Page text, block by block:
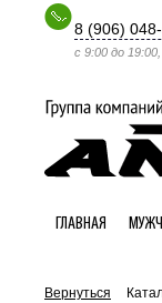
8 (906)
с 9:00 до
ГЛАВНАЯ
Вернуться